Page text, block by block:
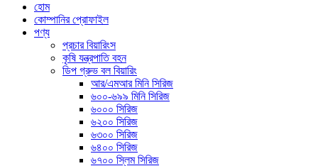
হোম
কোম্পানির প্রোফাইল
পণ্য
প্রচার বিয়ারিংস
কৃষি যন্ত্রপাতি বহন
ডিপ গ্রুভ বল বিয়ারিং
আর/এমআর মিনি সিরিজ
৬০০-৬৯৯ মিনি সিরিজ
৬০০০ সিরিজ
৬২০০ সিরিজ
৬৩০০ সিরিজ
৬৪০০ সিরিজ
৬৭০০ স্লিম সিরিজ